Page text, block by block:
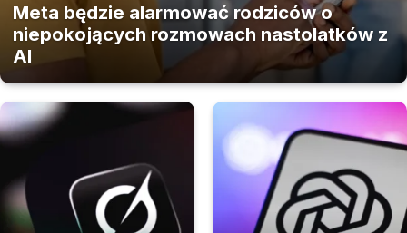
Meta będzie alarmować rodziców o
niepokojących rozmowach nastolatków z
AI